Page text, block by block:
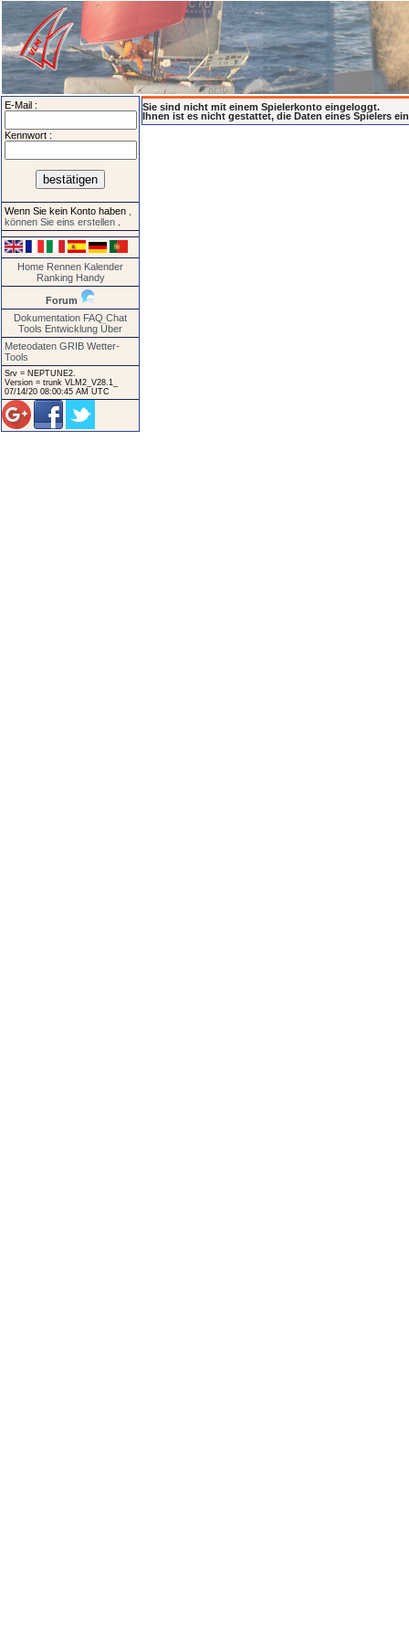
E-Mail :
Kennwort :
Wenn Sie kein Konto haben
können Sie eins erstellen
Home Rennen Kalender
Ranking Handy
Forum
Dokumentation FAQ Chat
Tools Entwicklung Über
Meteodaten GRIB Wetter-
Tools
Srv = NEPTUNE2.
Version = trunk VLM2_V28.1_
07/14/20 08:00:45 AM UTC
Sie sind nicht mit einem Spielerkonto eingeloggt.
Ihnen ist es nicht gestattet, die Daten eines Spielers